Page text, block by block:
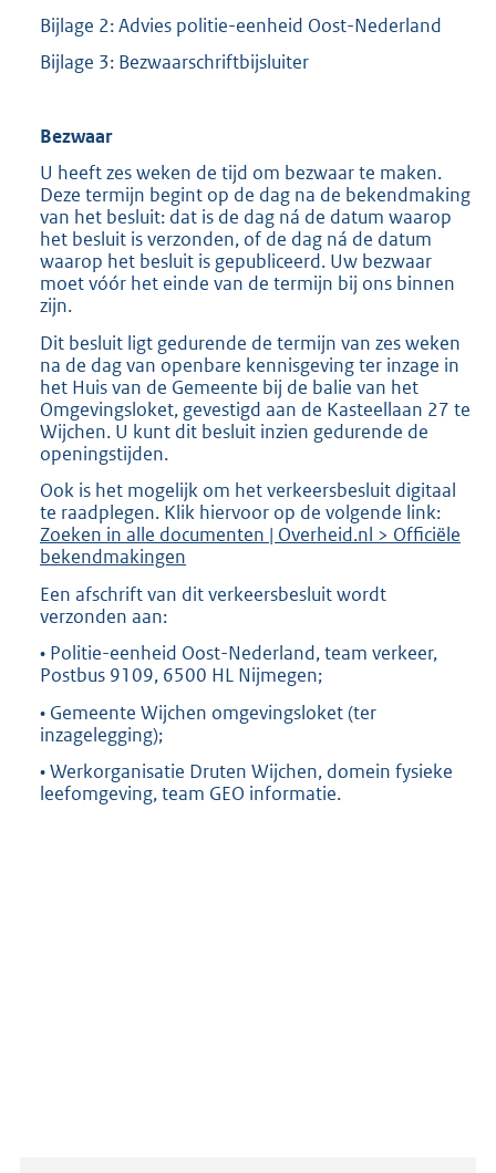
Bijlage 2: Advies politie-eenheid Oost-Nederland
Bijlage 3: Bezwaarschriftbijsluiter
Bezwaar
U heeft zes weken de tijd om bezwaar te maken.
Deze termijn begint op de dag na de bekendmaking
van het besluit: dat is de dag ná de datum waarop
het besluit is verzonden, of de dag ná de datum
waarop het besluit is gepubliceerd. Uw bezwaar
moet vóór het einde van de termijn bij ons binnen
zijn.
Dit besluit ligt gedurende de termijn van zes weken
na de dag van openbare kennisgeving ter inzage in
het Huis van de Gemeente bij de balie van het
Omgevingsloket, gevestigd aan de Kasteellaan 27 te
Wijchen. U kunt dit besluit inzien gedurende de
openingstijden.
Ook is het mogelijk om het verkeersbesluit digitaal
te raadplegen. Klik hiervoor op de volgende link:
Zoeken in alle documenten | Overheid.nl > Officiële
bekendmakingen
Een afschrift van dit verkeersbesluit wordt
verzonden aan:
• Politie-eenheid Oost-Nederland, team verkeer,
Postbus 9109, 6500 HL Nijmegen;
• Gemeente Wijchen omgevingsloket (ter
inzagelegging);
• Werkorganisatie Druten Wijchen, domein fysieke
leefomgeving, team GEO informatie.